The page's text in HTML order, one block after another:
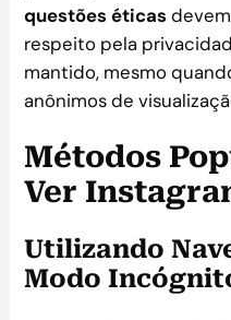
questões éticas
respeito pela
mantido, mesmo
anônimos de
Métodos
Ver
Utilizando
Modo